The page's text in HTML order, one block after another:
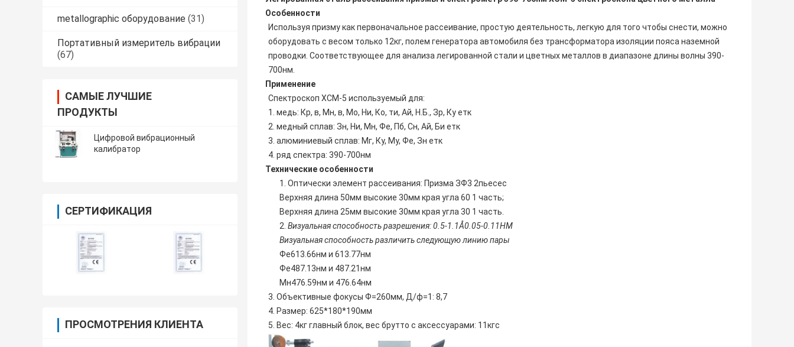
metallographic оборудование (31)
Портативный измеритель вибрации
(67)
САМЫЕ ЛУЧШИЕ
ПРОДУКТЫ
Цифровой вибрационный
калибратор
СЕРТИФИКАЦИЯ
ПРОСМОТРЕНИЯ КЛИЕНТА
Особенности
Используя призму как первоначальное рассеивание, простую деятельность, легкую для того чтобы снести, можно
оборудовать с весом только 12кг, полем генератора автомобиля без трансформатора изоляции пояса наземной
проводки. Соответствующее для анализа легированной стали и цветных металлов в диапазоне длины волны 390-
700нм.
Применение
Спектроскоп ХСМ-5 используемый для:
1. медь: Кр, в, Мн, в, Мо, Ни, Ко, ти, Ай, Н.Б., Зр, Ку етк
2. медный сплав: Зн, Ни, Мн, Фе, Пб, Сн, Ай, Би етк
3. алюминиевый сплав: Мг, Ку, Му, Фе, Зн етк
4. ряд спектра: 390-700нм
Технические особенности
1. Оптически элемент рассеивания: Призма ЗФ3 2пьесес
Верхняя длина 50мм высокие 30мм края угла 60 1 часть;
Верхняя длина 25мм высокие 30мм края угла 30 1 часть.
2. Визуальная способность разрешения: 0.5-1.1Å0.05-0.11НМ
Визуальная способность различить следующую линию пары
Фе613.66нм и 613.77нм
Фе487.13нм и 487.21нм
Мн476.59нм и 476.64нм
3. Объективные фокусы Ф=260мм, Д/ф=1: 8,7
4. Размер: 625*180*190мм
5. Вес: 4кг главный блок, вес брутто с аксессуарами: 11кгс